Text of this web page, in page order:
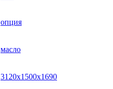
опция
масло
3120x1500x1690